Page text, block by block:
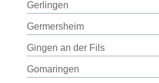
Gerlingen
Germersheim
Gingen an der Fils
Gomaringen